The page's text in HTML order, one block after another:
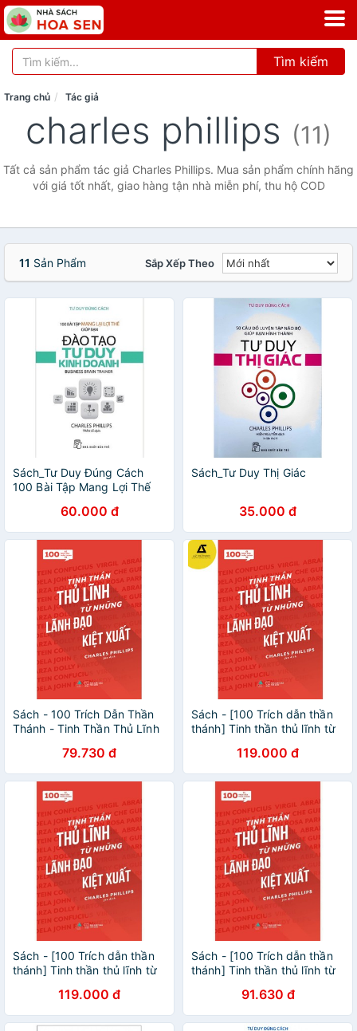
Tìm kiếm
Trang chủ Tác giả
charles phillips (11)
Tất cả sản phẩm tác giả Charles Phillips. Mua sản phẩm chính hãng
với giá tốt nhất, giao hàng tận nhà miễn phí, thu hộ COD
11 Sản Phẩm Sắp Xếp Theo
Sách_Tư Duy Đúng Cách
100 Bài Tập Mang Lợi Thế
Kinh Doanh60.000 đ
Sách_Tư Duy Thị Giác
35.000 đ
Sách - 100 Trích Dẫn Thần
Thánh - Tinh Thần Thủ Lĩnh
79.730 đ
Sách - [100 Trích dẫn thần
thánh] Tinh thần thủ lĩnh từ
[AZVietNam]119.000 đ
Sách - [100 Trích dẫn thần
thánh] Tinh thần thủ lĩnh từ
[AZVietNam]119.000 đ
Sách - [100 Trích dẫn thần
thánh] Tinh thần thủ lĩnh từ
[AZVietNam]91.630 đ